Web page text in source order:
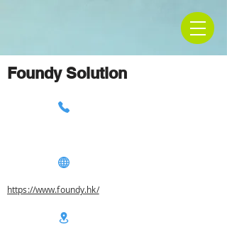
Foundy Solution
https://www.foundy.hk/